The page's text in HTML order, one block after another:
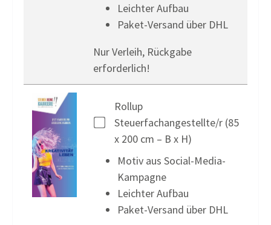
Leichter Aufbau
Paket-Versand über DHL
Nur Verleih, Rückgabe
erforderlich!
Rollup
Steuerfachangestellte/r (85
x 200 cm – B x H)
Motiv aus Social-Media-
Kampagne
Leichter Aufbau
Paket-Versand über DHL